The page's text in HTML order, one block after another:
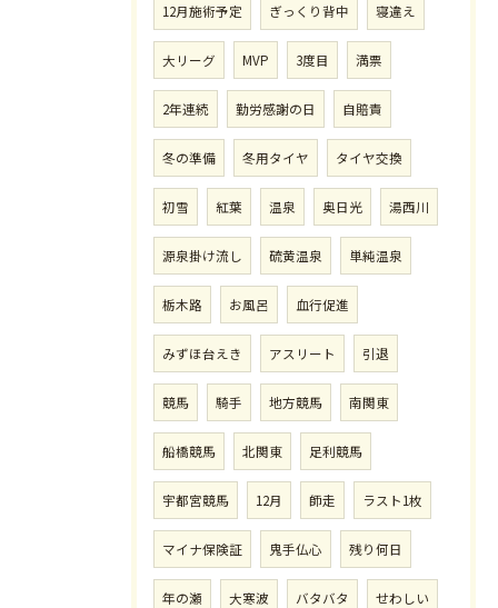
12月施術予定 ぎっくり背中 寝違え
大リーグ MVP 3度目 満票
2年連続 勤労感謝の日 自賠責
冬の準備 冬用タイヤ タイヤ交換
初雪 紅葉 温泉 奥日光 湯西川
源泉掛け流し 硫黄温泉 単純温泉
栃木路 お風呂 血行促進
みずほ台えき アスリート 引退
競馬 騎手 地方競馬 南関東
船橋競馬 北関東 足利競馬
宇都宮競馬 12月 師走 ラスト1枚
マイナ保険証 鬼手仏心 残り何日
年の瀬 大寒波 バタバタ せわしい